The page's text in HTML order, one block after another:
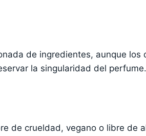
de ingredientes, aunque los
la singularidad del perfume.
de crueldad, vegano o libre de